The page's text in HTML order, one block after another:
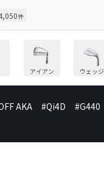
件
アイアン ウェッジ
AKA #Qi4D #G440